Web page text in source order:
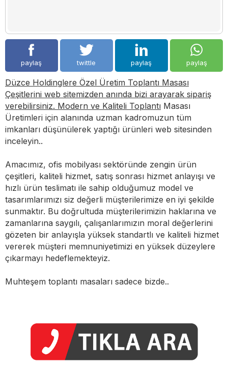
paylaş twittle paylaş paylaş
Düzce Holdinglere Özel Üretim Toplantı Masası
Çeşitlerini web sitemizden anında bizi arayarak sipariş
verebilirsiniz. Modern ve Kaliteli Toplantı Masası
Üretimleri için alanında uzman kadromuzun tüm
imkanları düşünülerek yaptığı ürünleri web sitesinden
inceleyin..
Amacımız, ofis mobilyası sektöründe zengin ürün
çeşitleri, kaliteli hizmet, satış sonrası hizmet anlayışı ve
hızlı ürün teslimatı ile sahip olduğumuz model ve
tasarımlarımızı siz değerli müşterilerimize en iyi şekilde
sunmaktır. Bu doğrultuda müşterilerimizin haklarına ve
zamanlarına saygılı, çalışanlarımızın moral değerlerini
gözeten bir anlayışla yüksek standartlı ve kaliteli hizmet
vererek müşteri memnuniyetimizi en yüksek düzeylere
çıkarmayı hedeflemekteyiz.
Muhteşem toplantı masaları sadece bizde..